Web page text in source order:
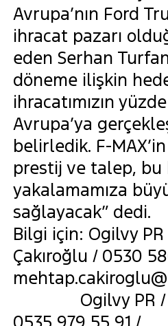
Avrupa’nın Ford
ihracat pazarı
eden Serhan
döneme ilişkin
ihracatımızın
Avrupa’ya
belirledik. F-
prestij ve talep, bu
yakalamamıza
sağlayacak” dedi.
Bilgi için: Ogilvy
Çakıroğlu / 0530
Ogilvy PR /